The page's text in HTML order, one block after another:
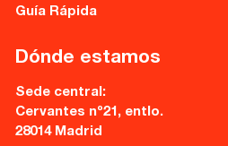
info@fuentetajaliteraria.com
WhatsApp 619 027 626
Horario de atención:
De lunes a viernes
de 10 a 15 y 17 a 20 horas
Guía Rápida
Dónde estamos
Sede central:
Cervantes nº21, entlo.
28014 Madrid